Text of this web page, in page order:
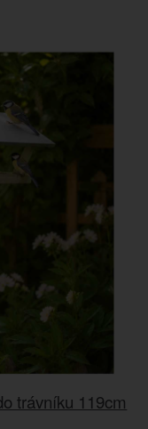
trávníku 119cm